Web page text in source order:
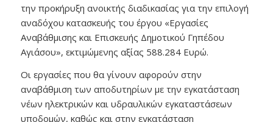
την προκήρυξη ανοικτής διαδικασίας για την επιλογή
αναδόχου κατασκευής του έργου «Εργασίες
Αναβάθμισης και Επισκευής Δημοτικού Γηπέδου
Αγιάσου», εκτιμώμενης αξίας 588.284 Ευρώ.
Οι εργασίες που θα γίνουν αφορούν στην
αναβάθμιση των αποδυτηρίων με την εγκατάσταση
νέων ηλεκτρικών και υδραυλικών εγκαταστάσεων
υποδομών, καθώς και στην εγκατάσταση